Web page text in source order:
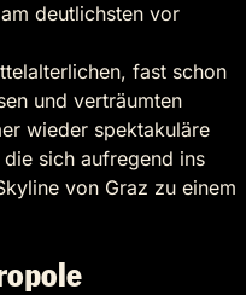
deutlichsten vor
fast schon
und verträumten
wieder spektakuläre
sich aufregend ins
von Graz zu einem